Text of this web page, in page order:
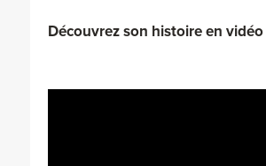
Découvrez son histoire en vidéo